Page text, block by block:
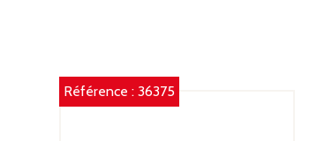
Référence :36375